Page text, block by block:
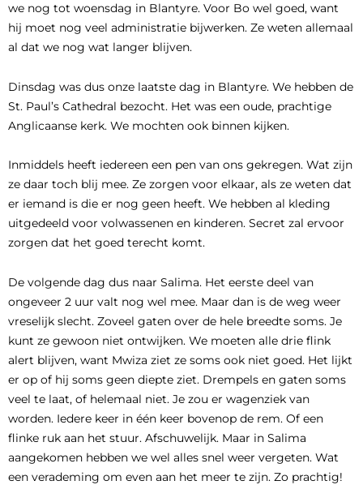
we nog tot woensdag in Blantyre. Voor Bo wel goed, want
hij moet nog veel administratie bijwerken. Ze weten allemaal
al dat we nog wat langer blijven.
Dinsdag was dus onze laatste dag in Blantyre. We hebben de
St. Paul’s Cathedral bezocht. Het was een oude, prachtige
Anglicaanse kerk. We mochten ook binnen kijken.
Inmiddels heeft iedereen een pen van ons gekregen. Wat zijn
ze daar toch blij mee. Ze zorgen voor elkaar, als ze weten dat
er iemand is die er nog geen heeft. We hebben al kleding
uitgedeeld voor volwassenen en kinderen. Secret zal ervoor
zorgen dat het goed terecht komt.
De volgende dag dus naar Salima. Het eerste deel van
ongeveer 2 uur valt nog wel mee. Maar dan is de weg weer
vreselijk slecht. Zoveel gaten over de hele breedte soms. Je
kunt ze gewoon niet ontwijken. We moeten alle drie flink
alert blijven, want Mwiza ziet ze soms ook niet goed. Het lijkt
er op of hij soms geen diepte ziet. Drempels en gaten soms
veel te laat, of helemaal niet. Je zou er wagenziek van
worden. Iedere keer in één keer bovenop de rem. Of een
flinke ruk aan het stuur. Afschuwelijk. Maar in Salima
aangekomen hebben we wel alles snel weer vergeten. Wat
een verademing om even aan het meer te zijn. Zo prachtig!